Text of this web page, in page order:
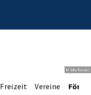
© bbsferrari
Freizeit Vereine